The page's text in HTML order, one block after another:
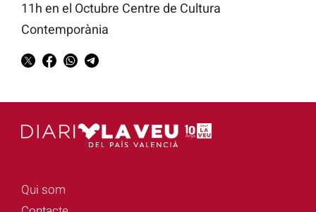
11h en el Octubre Centre de Cultura
Contemporània
Qui som